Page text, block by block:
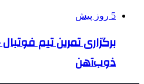
5 روز پیش
برگزاری تمرین تیم
ذوب‌آهن